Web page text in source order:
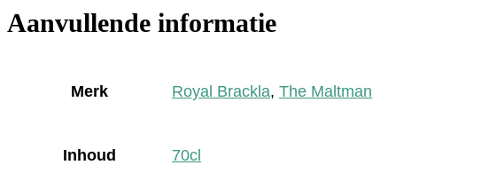
Aanvullende informatie
Merk Royal Brackla, The Maltman
Inhoud 70cl